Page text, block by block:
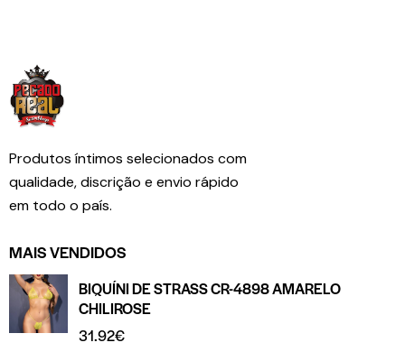
Produtos íntimos selecionados com
qualidade, discrição e envio rápido
em todo o país.
MAIS VENDIDOS
BIQUÍNI DE STRASS CR-4898 AMARELO
CHILIROSE
31.92€